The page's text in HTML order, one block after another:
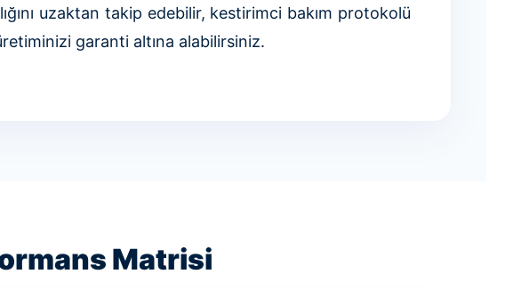
uzaktan takip edebilir, kestirimci bakım protokolü
garanti altına alabilirsiniz.
Matrisi